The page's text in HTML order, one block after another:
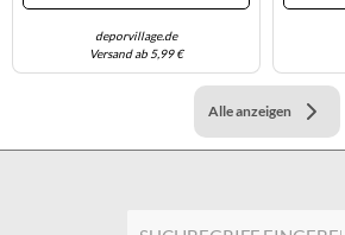
deporvillage.de
Versand ab 5,99 €
Alle anzeigen